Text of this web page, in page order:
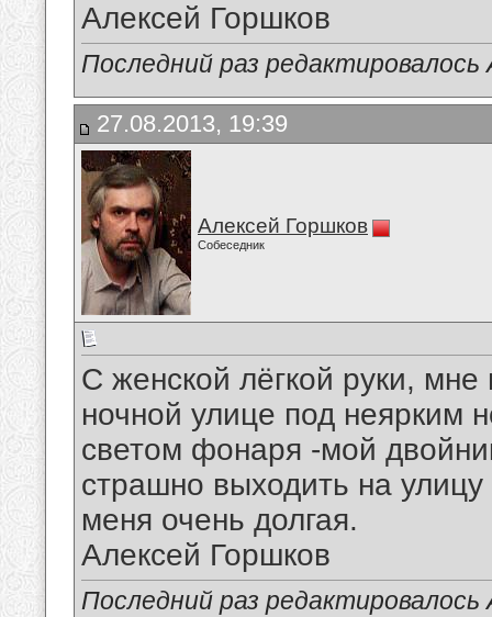
Алексей Горшков
Последний раз
27.08.2013, 19:39
Алексей Горшков
Собеседник
С женской лёгкой руки,
ночной улице под неярким
светом фонаря -мой
страшно выходить на
меня очень долгая.
Алексей Горшков
Последний раз